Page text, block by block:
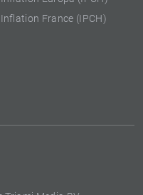
Inflation France (IPCH)